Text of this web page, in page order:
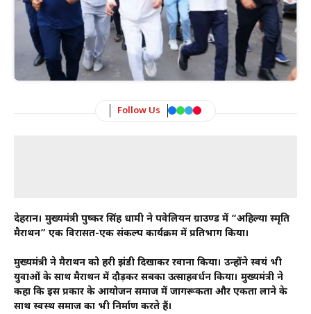
Follow Us
देहरादून। मुख्यमंत्री पुष्कर सिंह धामी ने पवेलियन ग्राउण्ड में “अहिल्या स्मृति
मैराथन” एक विरासत-एक संकल्प कार्यक्रम में प्रतिभाग किया।
मुख्यमंत्री ने मैराथन को हरी झंडी दिखाकर रवाना किया। उन्होंने स्वयं भी
युवाओं के साथ मैराथन में दौड़कर सबका उत्साहवर्धन किया। मुख्यमंत्री ने
कहा कि इस प्रकार के आयोजन समाज में जागरूकता और एकता लाने के
साथ स्वस्थ समाज का भी निर्माण करते हैं।